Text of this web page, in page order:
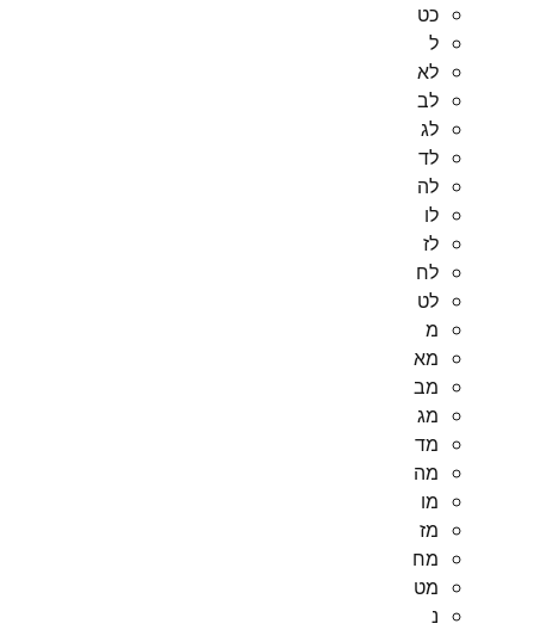
כט
ל
לא
לב
לג
לד
לה
לו
לז
לח
לט
מ
מא
מב
מג
מד
מה
מו
מז
מח
מט
נ